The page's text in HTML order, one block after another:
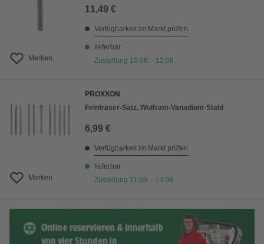
Merken
11,49 €
Verfügbarkeit im Markt prüfen
lieferbar
Zustellung 10.08. - 12.08.
Merken
PROXXON
Feinfräser-Satz, Wolfram-Vanadium-Stahl
6,99 €
Verfügbarkeit im Markt prüfen
lieferbar
Zustellung 11.08. - 13.08.